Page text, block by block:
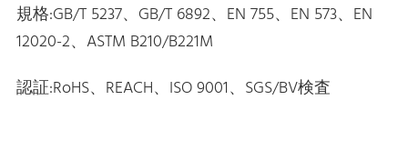
規格:GB/T 5237、GB/T 6892、EN 755、EN 573、EN
12020-2、ASTM B210/B221M
認証:RoHS、REACH、ISO 9001、SGS/BV検査